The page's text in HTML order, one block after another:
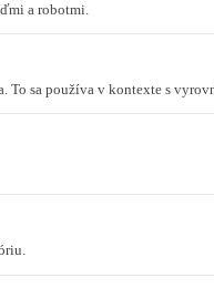
a robotmi.
To sa používa v kontexte s